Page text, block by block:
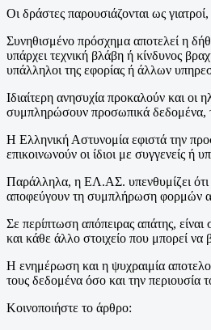
Οι δράστες παρουσιάζονται ως
Συνηθισμένο πρόσχημα αποτελεί η
υπάρχει τεχνική βλάβη ή κίνδυνος
υπάλληλοι της εφορίας ή άλλων
Ιδιαίτερη ανησυχία προκαλούν και
συμπληρώσουν προσωπικά δεδομένα,
Η Ελληνική Αστυνομία εφιστά την
επικοινωνούν οι ίδιοι με συγγενείς ή
Παράλληλα, η ΕΛ.ΑΣ. υπενθυμίζει ότι
αποφεύγουν τη συμπλήρωση φορμών
Σε περίπτωση απόπειρας απάτης,
και κάθε άλλο στοιχείο που μπορεί
Η ενημέρωση και η ψυχραιμία
τους δεδομένα όσο και την περιουσία
Κοινοποιήστε το άρθρο: